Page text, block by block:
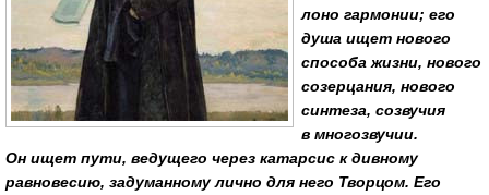
лоно гармонии; его
душа ищет нового
способа жизни, нового
созерцания, нового
синтеза, созвучия
в многозвучии.
Он ищет пути, ведущего через катарсис к дивному
равновесию, задуманному лично для него Творцом. Его